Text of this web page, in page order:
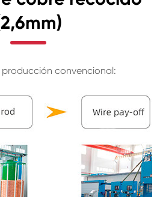
producción convencional: